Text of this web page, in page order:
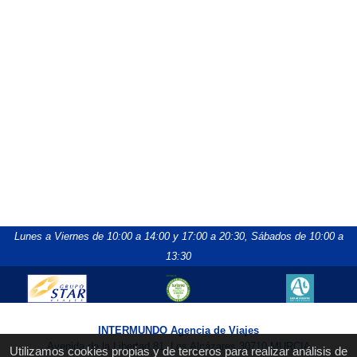
Utilizamos cookies propias y de terceros para realizar análisis de
Lunes a Viernes de 10:00 a 14:00 y 17:00 a 20:30, Sábados de 10:00 a
13:30
INTERMUNDO Agencia de Viajes
Avenida de la Libertad 81, Los Alcázares 30710 MURCIA